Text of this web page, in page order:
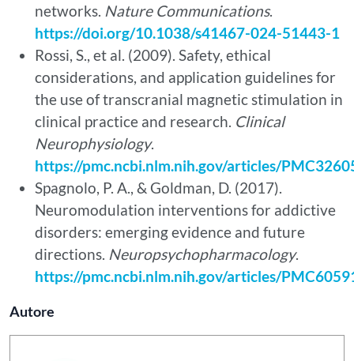
networks. Nature Communications.
https://doi.org/10.1038/s41467-024-51443-1
Rossi, S., et al. (2009). Safety, ethical
considerations, and application guidelines for
the use of transcranial magnetic stimulation in
clinical practice and research. Clinical
Neurophysiology.
https://pmc.ncbi.nlm.nih.gov/articles/
Spagnolo, P. A., & Goldman, D. (2017).
Neuromodulation interventions for addictive
disorders: emerging evidence and future
directions. Neuropsychopharmacology.
https://pmc.ncbi.nlm.nih.gov/articles/
Autore